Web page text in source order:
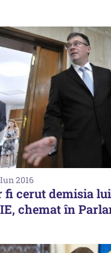
2016
fi cerut demisia
chemat în